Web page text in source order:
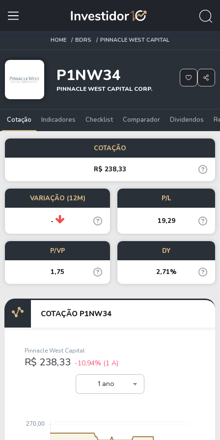
HOME BDRS PINNACLE WEST CAPITAL
P1NW34
PINNACLE WEST CAPITAL CORP.
Cotação Indicadores Checklist Comparador Dividendos
COTAÇÃO
R$ 238,33
VARIAÇÃO (12M)
-
P/L
19,29
P/VP
1,75
DY
2,71%
COTAÇÃO P1NW34
1 ano
Pinnacle West Capital
R$ 238,33 -10,94% (1 A)